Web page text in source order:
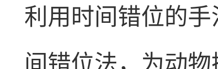
利用时间错位的
间错位法，为动